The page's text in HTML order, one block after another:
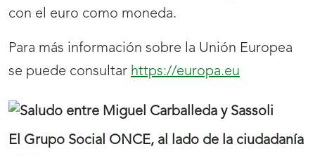
con el euro como moneda.
Para más información sobre la Unión Europea
se puede consultar https://europa.eu
El Grupo Social ONCE, al lado de la ciudadanía